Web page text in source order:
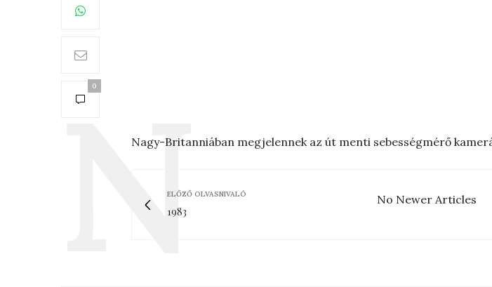
0
Nagy-Britanniában megjelennek az út menti sebességmérő
ELŐZŐ OLVASNIVALÓ
1983
No Newer Articles